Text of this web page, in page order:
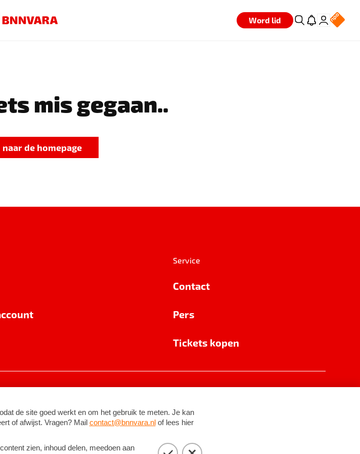
Word lid
mis gegaan..
naar de homepage
Service
Contact
Pers
Tickets kopen
BNNVARA